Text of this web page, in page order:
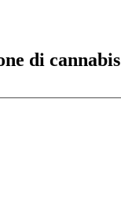
di cannabis